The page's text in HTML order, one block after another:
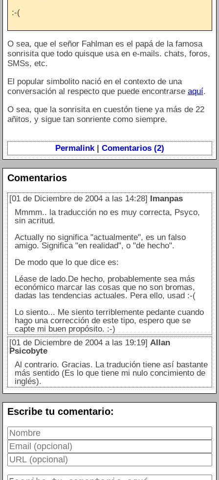
:-(
O sea, que el señor Fahlman es el papá de la famosa
sonrisita que todo quisque usa en e-mails. chats, foros,
SMSs, etc.
El popular simbolito nació en el contexto de una
conversación al respecto que puede encontrarse aquí.
O sea, que la sonrisita en cuestón tiene ya más de 22
añitos, y sigue tan sonriente como siempre.
Permalink| Comentarios (2)
Comentarios
[01 de Diciembre de 2004 a las 14:28]
Imanpas
Mmmm.. la traducción no es muy correcta, Psyco,
sin acritud.
Actually no significa "actualmente", es un falso
amigo. Significa "en realidad", o "de hecho".
De modo que lo que dice es:
Léase de lado.De hecho, probablemente sea más
económico marcar las cosas que no son bromas,
dadas las tendencias actuales. Pera ello, usad :-(
Lo siento... Me siento terriblemente pedante cuando
hago una corrección de este tipo, espero que se
capte mi buen propósito. :-)
[01 de Diciembre de 2004 a las 19:19] Allan
Psicobyte
Al contrario. Gracias. La tradución tiene así bastante
más sentido (Es lo que tiene mi nulo concimiento de
inglés).
Escribe tu comentario: